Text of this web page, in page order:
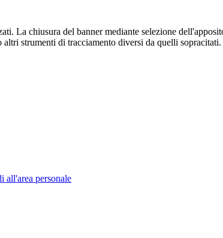
La chiusura del banner mediante selezione
strumenti di tracciamento diversi da quelli sopracitati.
all'area personale